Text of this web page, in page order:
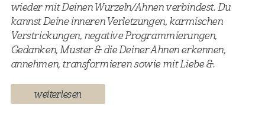
wieder mit Deinen Wurzeln/Ahnen verbindest. Du
kannst Deine inneren Verletzungen, karmischen
Verstrickungen, negative Programmierungen,
Gedanken, Muster & die Deiner Ahnen erkennen,
annehmen, transformieren sowie mit Liebe &.
weiterlesen